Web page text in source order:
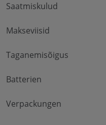
Saatmiskulud
Makseviisid
Taganemisõigus
Batterien
Verpackungen